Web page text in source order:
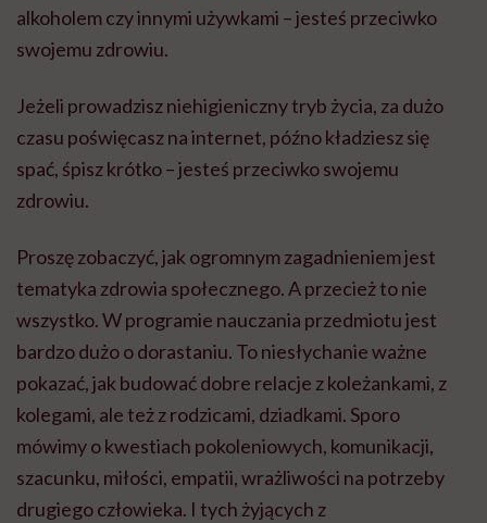
alkoholem czy innymi używkami – jesteś przeciwko
swojemu zdrowiu.
Jeżeli prowadzisz niehigieniczny tryb życia, za dużo
czasu poświęcasz na internet, późno kładziesz się
spać, śpisz krótko – jesteś przeciwko swojemu
zdrowiu.
Proszę zobaczyć, jak ogromnym zagadnieniem jest
tematyka zdrowia społecznego. A przecież to nie
wszystko. W programie nauczania przedmiotu jest
bardzo dużo o dorastaniu. To niesłychanie ważne
pokazać, jak budować dobre relacje z koleżankami, z
kolegami, ale też z rodzicami, dziadkami. Sporo
mówimy o kwestiach pokoleniowych, komunikacji,
szacunku, miłości, empatii, wrażliwości na potrzeby
drugiego człowieka. I tych żyjących z